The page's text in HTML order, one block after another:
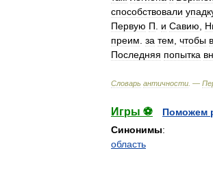
способствовали
Первую П и Савию
преим за тем чтобы
Последняя попытка
Словарь античности . —
Игры ⚽
Поможем
Синонимы:
область